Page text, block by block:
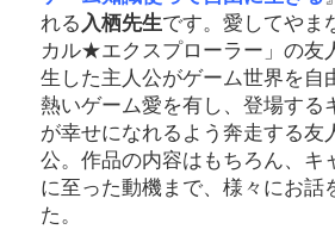
れる 入栖先生です。愛してやま
カル★エクスプローラー」の友
生した主人公がゲーム世界を自
熱いゲーム愛を有し、登場する
が幸せになれるよう奔走する友
公。作品の内容はもちろん、キ
に至った動機まで、様々にお話
た。